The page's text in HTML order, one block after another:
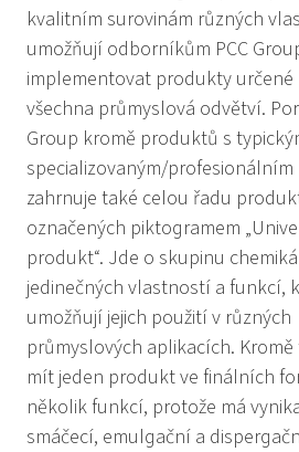
kvalitním surovinám různých
umožňují odborníkům PCC
implementovat produkty
všechna průmyslová odvětví.
Group kromě produktů s
specializovaným/profesionálním
zahrnuje také celou řadu
označených piktogramem
produkt“. Jde o skupinu
jedinečných vlastností a funkcí,
umožňují jejich použití v různých
průmyslových aplikacích.
mít jeden produkt ve finálních
několik funkcí, protože má
smáčecí, emulgační a